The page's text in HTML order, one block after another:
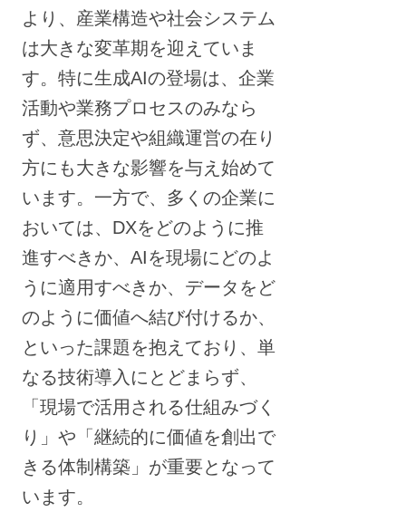
より、産業構造や社会システム
は大きな変革期を迎えていま
す。特に生成AIの登場は、企業
活動や業務プロセスのみなら
ず、意思決定や組織運営の在り
方にも大きな影響を与え始めて
います。一方で、多くの企業に
おいては、DXをどのように推
進すべきか、AIを現場にどのよ
うに適用すべきか、データをど
のように価値へ結び付けるか、
といった課題を抱えており、単
なる技術導入にとどまらず、
「現場で活用される仕組みづく
り」や「継続的に価値を創出で
きる体制構築」が重要となって
います。